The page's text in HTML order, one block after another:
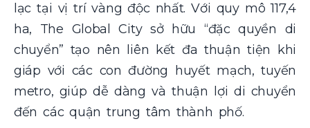
lạc tại vị trí vàng độc nhất. Với quy mô 117,4
ha, The Global City sở hữu “đặc quyền di
chuyển” tạo nên liên kết đa thuận tiện khi
giáp với các con đường huyết mạch, tuyến
metro, giúp dễ dàng và thuận lợi di chuyển
đến các quận trung tâm thành phố.